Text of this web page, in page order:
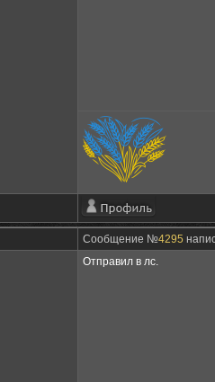
Сообщение №4295
Отправил в лс.